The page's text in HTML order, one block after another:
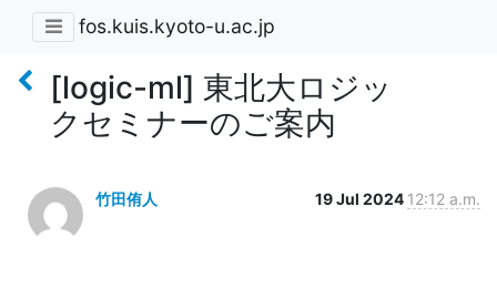
fos.kuis.kyoto-u.ac.jp
[logic-ml] 東北大ロジッ
クセミナーのご案内
竹田侑人 19 Jul 2024 12:12 a.m.